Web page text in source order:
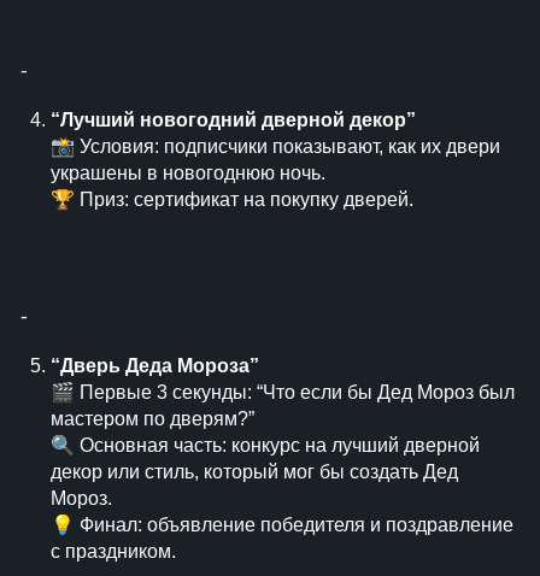
⁃
“Лучший новогодний дверной декор”
📸 Условия: подписчики показывают, как их двери
украшены в новогоднюю ночь.
🏆 Приз: сертификат на покупку дверей.
⁃
“Дверь Деда Мороза”
🎬 Первые 3 секунды: “Что если бы Дед Мороз был
мастером по дверям?”
🔍 Основная часть: конкурс на лучший дверной
декор или стиль, который мог бы создать Дед
Мороз.
💡 Финал: объявление победителя и поздравление
с праздником.